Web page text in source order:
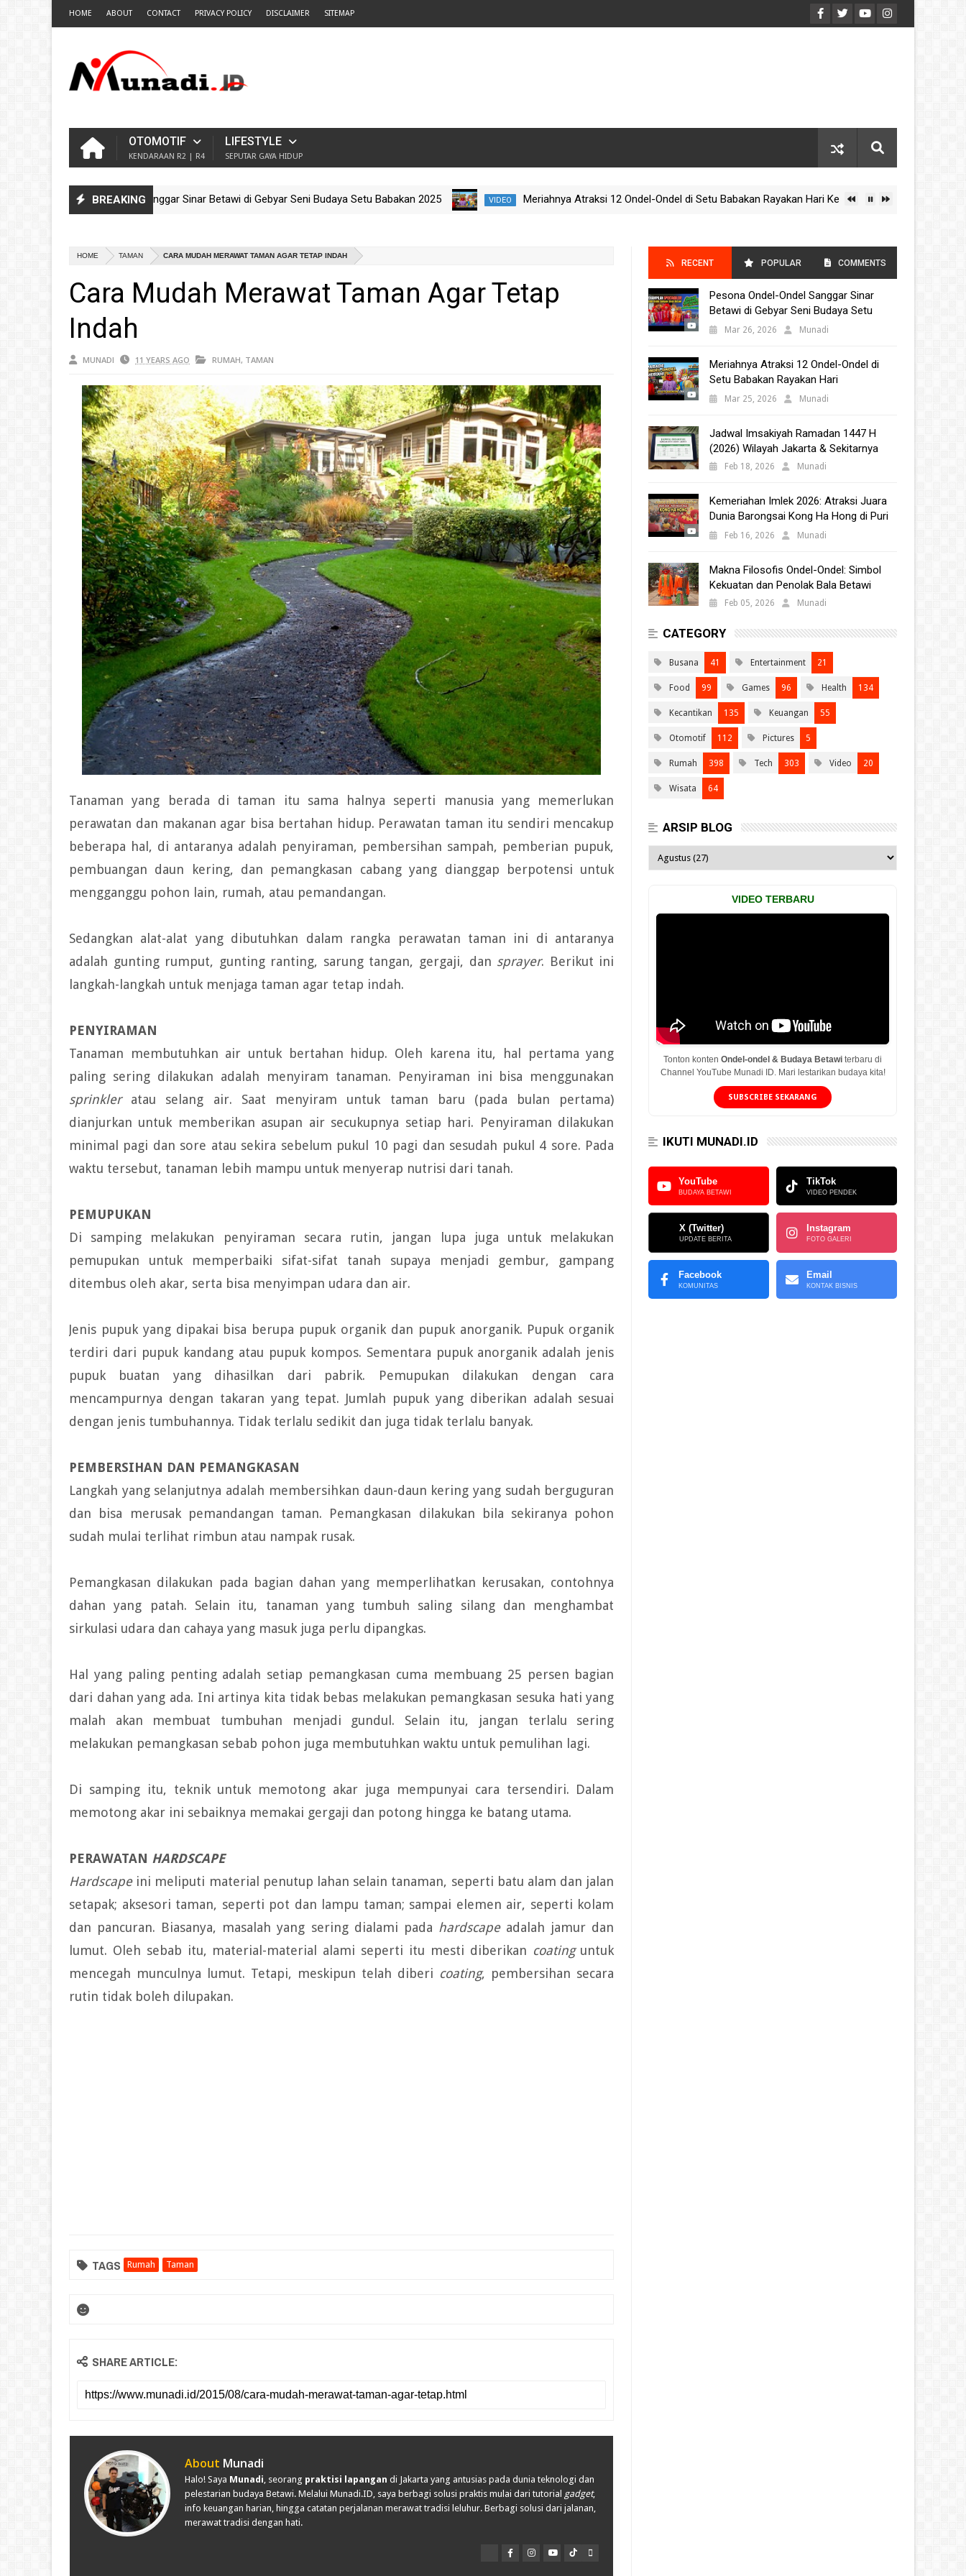
HOME ABOUT CONTACT PRIVACY POLICY DISCLAIMER SITEMAP
OTOMOTIF
KENDARAAN R2 | R4
LIFESTYLE
SEPUTAR GAYA HIDUP
BREAKING
Pesona Ondel-Ondel Sanggar Sinar Betawi di Gebyar Seni Budaya Setu Babakan 2025 VIDEO
Meriahnya Atraksi 12 Ondel-Ondel di Setu Babakan Rayakan Hari Kebudayaan Nasional 2025
HOME TAMAN CARA MUDAH MERAWAT TAMAN AGAR TETAP INDAH
Cara Mudah Merawat Taman Agar Tetap
Indah
MUNADI 11 YEARS AGO RUMAH, TAMAN
Tanaman yang berada di taman itu sama halnya seperti manusia yang memerlukan
perawatan dan makanan agar bisa bertahan hidup. Perawatan taman itu sendiri mencakup
beberapa hal, di antaranya adalah penyiraman, pembersihan sampah, pemberian pupuk,
pembuangan daun kering, dan pemangkasan cabang yang dianggap berpotensi untuk
mengganggu pohon lain, rumah, atau pemandangan.
Sedangkan alat-alat yang dibutuhkan dalam rangka perawatan taman ini di antaranya
adalah gunting rumput, gunting ranting, sarung tangan, gergaji, dan sprayer. Berikut ini
langkah-langkah untuk menjaga taman agar tetap indah.
PENYIRAMAN
Tanaman membutuhkan air untuk bertahan hidup. Oleh karena itu, hal pertama yang
paling sering dilakukan adalah menyiram tanaman. Penyiraman ini bisa menggunakan
sprinkleratau selang air. Saat menyiram untuk taman baru (pada bulan pertama)
dianjurkan untuk memberikan asupan air secukupnya setiap hari. Penyiraman dilakukan
minimal pagi dan sore atau sekira sebelum pukul 10 pagi dan sesudah pukul 4 sore. Pada
waktu tersebut, tanaman lebih mampu untuk menyerap nutrisi dari tanah.
PEMUPUKAN
Di samping melakukan penyiraman secara rutin, jangan lupa juga untuk melakukan
pemupukan untuk memperbaiki sifat-sifat tanah supaya menjadi gembur, gampang
ditembus oleh akar, serta bisa menyimpan udara dan air.
Jenis pupuk yang dipakai bisa berupa pupuk organik dan pupuk anorganik. Pupuk organik
terdiri dari pupuk kandang atau pupuk kompos. Sementara pupuk anorganik adalah jenis
pupuk buatan yang dihasilkan dari pabrik. Pemupukan dilakukan dengan cara
mencampurnya dengan takaran yang tepat. Jumlah pupuk yang diberikan adalah sesuai
dengan jenis tumbuhannya. Tidak terlalu sedikit dan juga tidak terlalu banyak.
PEMBERSIHAN DAN PEMANGKASAN
Langkah yang selanjutnya adalah membersihkan daun-daun kering yang sudah berguguran
dan bisa merusak pemandangan taman. Pemangkasan dilakukan bila sekiranya pohon
sudah mulai terlihat rimbun atau nampak rusak.
Pemangkasan dilakukan pada bagian dahan yang memperlihatkan kerusakan, contohnya
dahan yang patah. Selain itu, tanaman yang tumbuh saling silang dan menghambat
sirkulasi udara dan cahaya yang masuk juga perlu dipangkas.
Hal yang paling penting adalah setiap pemangkasan cuma membuang 25 persen bagian
dari dahan yang ada. Ini artinya kita tidak bebas melakukan pemangkasan sesuka hati yang
malah akan membuat tumbuhan menjadi gundul. Selain itu, jangan terlalu sering
melakukan pemangkasan sebab pohon juga membutuhkan waktu untuk pemulihan lagi.
Di samping itu, teknik untuk memotong akar juga mempunyai cara tersendiri. Dalam
memotong akar ini sebaiknya memakai gergaji dan potong hingga ke batang utama.
PERAWATAN HARDSCAPE
Hardscapeini meliputi material penutup lahan selain tanaman, seperti batu alam dan jalan
setapak; aksesori taman, seperti pot dan lampu taman; sampai elemen air, seperti kolam
dan pancuran. Biasanya, masalah yang sering dialami pada hardscapeadalah jamur dan
lumut. Oleh sebab itu, material-material alami seperti itu mesti diberikan coatinguntuk
mencegah munculnya lumut. Tetapi, meskipun telah diberi coating, pembersihan secara
rutin tidak boleh dilupakan.
TAGS Rumah Taman
SHARE ARTICLE:
About Munadi
Halo! Saya Munadi , seorang praktisi lapangan di Jakarta yang antusias pada dunia teknologi dan
pelestarian budaya Betawi. Melalui Munadi.ID, saya berbagi solusi praktis mulai dari tutorial gadget,
info keuangan harian, hingga catatan perjalanan merawat tradisi leluhur. Berbagi solusi dari jalanan,
merawat tradisi dengan hati.
RECENT POPULAR
POSTS
COMMENTS
Pesona Ondel-Ondel Sanggar Sinar
Betawi di Gebyar Seni Budaya Setu
Babakan 2025
Mar 26, 2026 Munadi
Meriahnya Atraksi 12 Ondel-Ondel di
Setu Babakan Rayakan Hari
Kebudayaan Nasional 2025
Mar 25, 2026 Munadi
Jadwal Imsakiyah Ramadan 1447 H
(2026) Wilayah Jakarta & Sekitarnya
Feb 18, 2026 Munadi
Kemeriahan Imlek 2026: Atraksi Juara
Dunia Barongsai Kong Ha Hong di Puri
Indah Mall
Feb 16, 2026 Munadi
Makna Filosofis Ondel-Ondel: Simbol
Kekuatan dan Penolak Bala Betawi
Feb 05, 2026 Munadi
CATEGORY
Busana 41 Entertainment 21
Food 99 Games 96 Health 134
Kecantikan 135 Keuangan 55
Otomotif 112 Pictures 5
Rumah 398 Tech 303 Video 20
Wisata 64
ARSIP BLOG
VIDEO TERBARU
Tonton kontenOndel-ondel & Budaya Betawi terbaru di
Channel YouTube Munadi ID. Mari lestarikan budaya kita!
SUBSCRIBE SEKARANG
IKUTI MUNADI.ID
YouTube
BUDAYA BETAWI
TikTok
VIDEO PENDEK
X (Twitter)
UPDATE BERITA
Instagram
FOTO GALERI
Facebook
KOMUNITAS
Email
KONTAK BISNIS